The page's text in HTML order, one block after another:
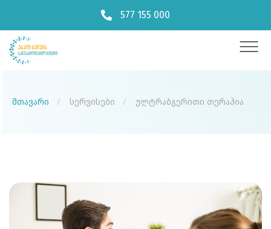
577 155 000
მთავარი სერვისები ულტრაბგერითი თერაპია